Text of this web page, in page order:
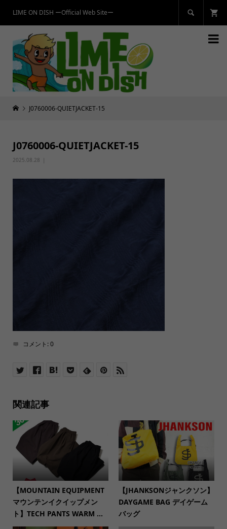
LIME ON DISH ーOfficial Web Siteー 

J0760006-QUIETJACKET-15
J0760006-QUIETJACKET-15
2025.08.28
コメント:0
関連記事
【MOUNTAIN EQUIPMENT
マウンテンイクイップメン
ト】TECH PANTS WARM ...
【JHANKSONジャンクソン】
DAYGAME BAG デイゲーム
バッグ